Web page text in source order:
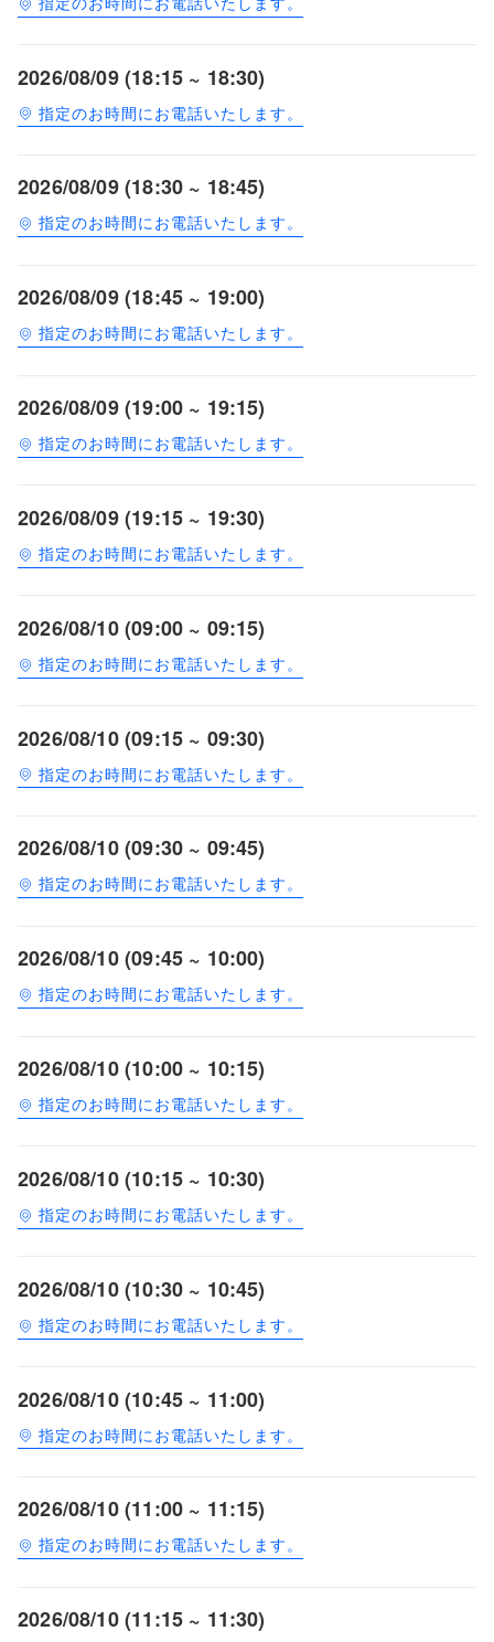
2026/08/09 (18:15 ~ 18:30)
指定のお時間にお電話いたします。
2026/08/09 (18:30 ~ 18:45)
指定のお時間にお電話いたします。
2026/08/09 (18:45 ~ 19:00)
指定のお時間にお電話いたします。
2026/08/09 (19:00 ~ 19:15)
指定のお時間にお電話いたします。
2026/08/09 (19:15 ~ 19:30)
指定のお時間にお電話いたします。
2026/08/10 (09:00 ~ 09:15)
指定のお時間にお電話いたします。
2026/08/10 (09:15 ~ 09:30)
指定のお時間にお電話いたします。
2026/08/10 (09:30 ~ 09:45)
指定のお時間にお電話いたします。
2026/08/10 (09:45 ~ 10:00)
指定のお時間にお電話いたします。
2026/08/10 (10:00 ~ 10:15)
指定のお時間にお電話いたします。
2026/08/10 (10:15 ~ 10:30)
指定のお時間にお電話いたします。
2026/08/10 (10:30 ~ 10:45)
指定のお時間にお電話いたします。
2026/08/10 (10:45 ~ 11:00)
指定のお時間にお電話いたします。
2026/08/10 (11:00 ~ 11:15)
指定のお時間にお電話いたします。
2026/08/10 (11:15 ~ 11:30)